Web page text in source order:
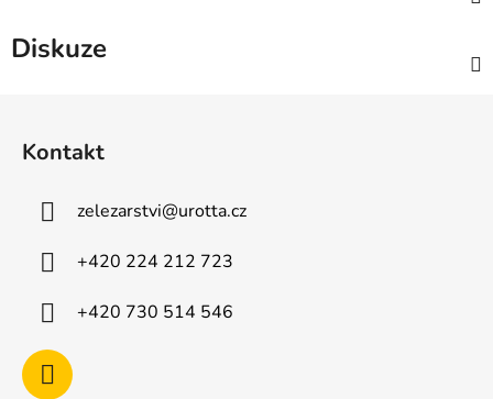
Diskuze
Kontakt
zelezarstvi@urotta.cz
+420 224 212 723
+420 730 514 546